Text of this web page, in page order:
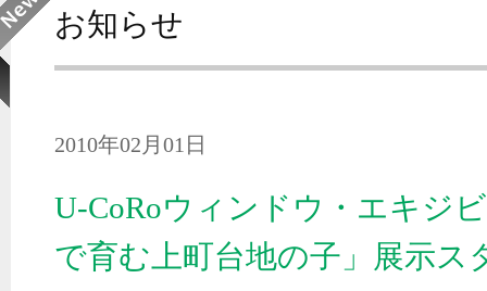
お知らせ
2010年02月01日
U-CoRoウィンドウ・エキジ
で育む上町台地の子」展示ス